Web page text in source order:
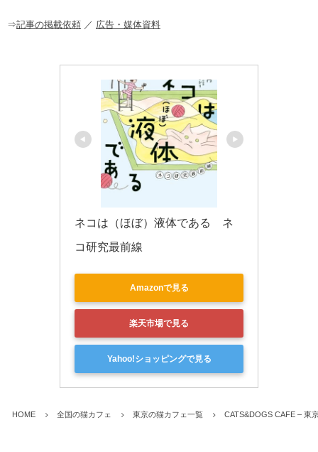
o
⇒記事の掲載依頼 ／ 広告・媒体資料
ネコは（ほぼ）液体である　ネ
コ研究最前線
Amazonで見る
楽天市場で見る
Yahoo!ショッピングで見る
HOME 全国の猫カフェ 東京の猫カフェ一覧 CATS&DOGS CAFE – 東